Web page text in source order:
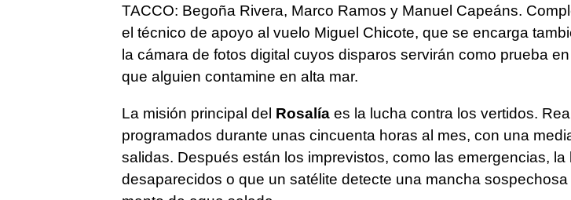
TACCO: Begoña Rivera, Marco Ramos y Manuel Capeáns.
el técnico de apoyo al vuelo Miguel Chicote, que se encarga
la cámara de fotos digital cuyos disparos servirán como prueba
que alguien contamine en alta mar.
La misión principal del Rosalíaes la lucha contra los vertidos.
programados durante unas cincuenta horas al mes, con una
salidas. Después están los imprevistos, como las emergencias, la
desaparecidos o que un satélite detecte una mancha sospechosa